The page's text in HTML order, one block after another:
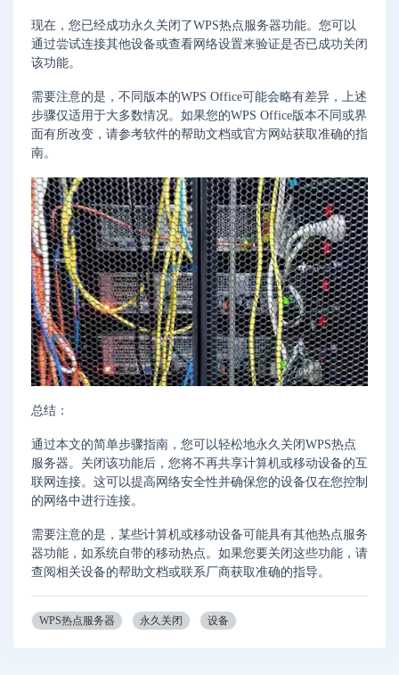
现在，您已经成功永久关闭了WPS热点服务器功能。您可以
通过尝试连接其他设备或查看网络设置来验证是否已成功关闭
该功能。
需要注意的是，不同版本的WPS Office可能会略有差异，上述
步骤仅适用于大多数情况。如果您的WPS Office版本不同或界
面有所改变，请参考软件的帮助文档或官方网站获取准确的指
南。
总结：
通过本文的简单步骤指南，您可以轻松地永久关闭WPS热点
服务器。关闭该功能后，您将不再共享计算机或移动设备的互
联网连接。这可以提高网络安全性并确保您的设备仅在您控制
的网络中进行连接。
需要注意的是，某些计算机或移动设备可能具有其他热点服务
器功能，如系统自带的移动热点。如果您要关闭这些功能，请
查阅相关设备的帮助文档或联系厂商获取准确的指导。
WPS热点服务器 永久关闭 设备